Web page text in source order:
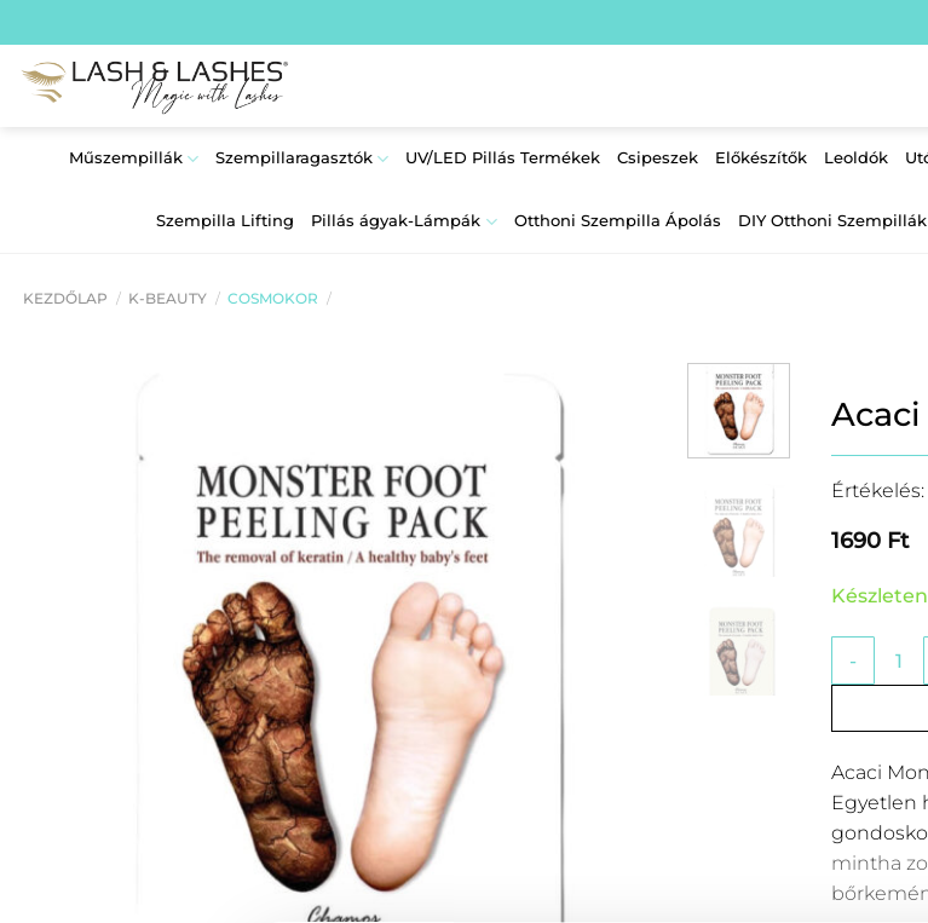
to
content
Műszempillák
Szempillaragasztók UV/LED Pillás Termékek Csipeszek Előkészítők Leoldók
Szempilla Lifting Pillás ágyak-Lámpák Otthoni Szempilla Ápolás DIY Otthoni Szempillák
KEZDŐLAP / K-BEAUTY / COSMOKOR /
Értékelés:
1690 Ft
Készleten
Acaci
Acaci
Egyetlen
mintha